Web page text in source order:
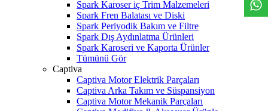
Spark Karoser iç Trim Malzemeleri
Spark Fren Balatası ve Diski
Spark Periyodik Bakım ve Filtre
Spark Dış Aydınlatma Ürünleri
Spark Karoseri ve Kaporta Ürünler
Tümünü Gör
Captiva
Captiva Motor Elektrik Parçaları
Captiva Arka Takım ve Süspansiyon
Captiva Motor Mekanik Parçaları